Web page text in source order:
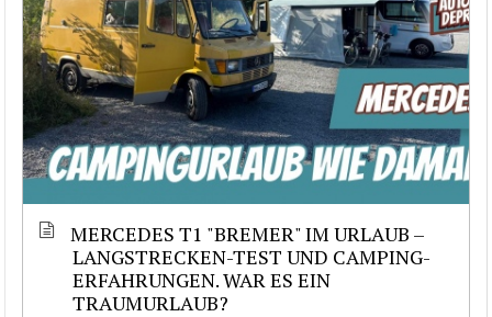
MERCEDES T1 "BREMER" IM URLAUB –
LANGSTRECKEN-TEST UND CAMPING-
ERFAHRUNGEN. WAR ES EIN
TRAUMURLAUB?